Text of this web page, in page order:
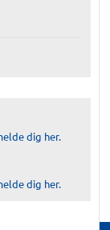
dig her.
dig her.